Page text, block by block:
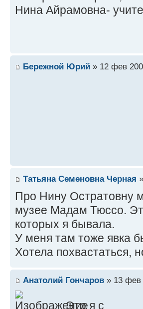
Нина Айрамовна-
Бережной Юрий » 12 фев
Татьяна Семеновна Черная
Про Нину Остратовну
музее Мадам Тюссо.
которых я бывала.
У меня там тоже явка
Хотела похвастаться,
Анатолий Гончаров » 13 фев
Это я с